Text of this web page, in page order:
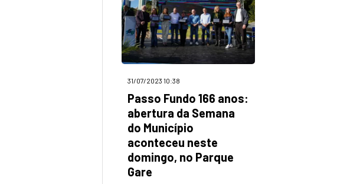
31/07/2023 10:38
Passo Fundo 166 anos:
abertura da Semana
do Município
aconteceu neste
domingo, no Parque
Gare